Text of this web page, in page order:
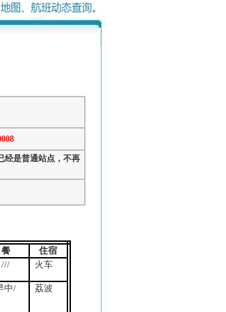
经是普通站点，不再
餐
住宿
/// 火车
中/ 荔波